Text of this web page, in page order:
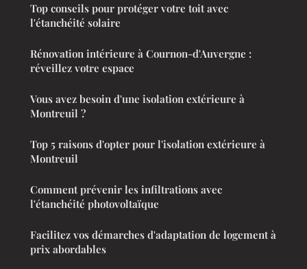
Top conseils pour protéger votre toit avec
l'étanchéité solaire
Rénovation intérieure à Cournon-d'Auvergne :
réveillez votre espace
Vous avez besoin d'une isolation extérieure à
Montreuil ?
Top 5 raisons d'opter pour l'isolation extérieure à
Montreuil
Comment prévenir les infiltrations avec
l'étanchéité photovoltaïque
Facilitez vos démarches d'adaptation de logement à
prix abordables